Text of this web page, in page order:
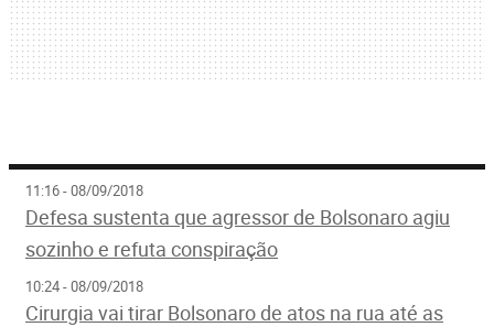
11:16 - 08/09/2018
Defesa sustenta que agressor de Bolsonaro agiu
sozinho e refuta conspiração
10:24 - 08/09/2018
Cirurgia vai tirar Bolsonaro de atos na rua até as